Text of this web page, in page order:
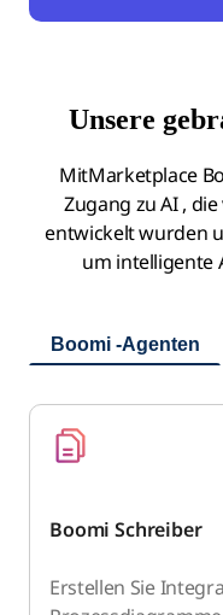
Unsere
MitMarketplace
Zugang zu AI ,
entwickelt wurden
um intelligente
Boomi -Agenten
Boomi Schreiber
Erstellen Sie